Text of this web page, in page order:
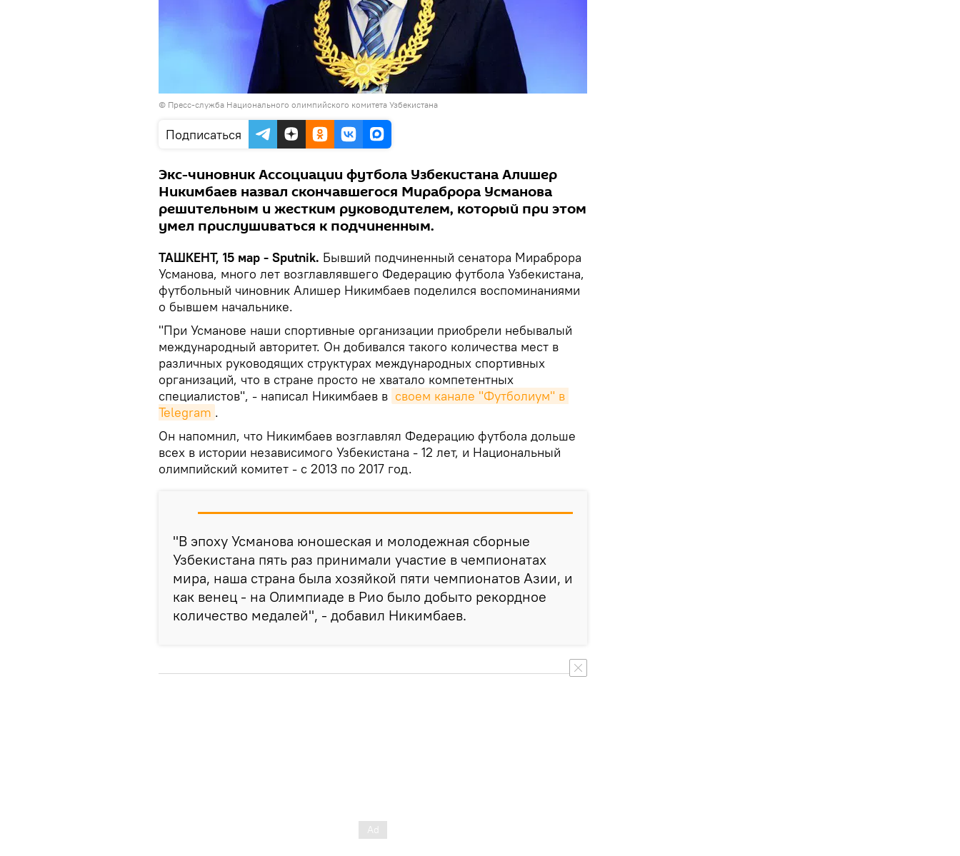
© Пресс-служба Национального олимпийского комитета Узбекистана
Подписаться
Экс-чиновник Ассоциации футбола Узбекистана Алишер
Никимбаев назвал скончавшегося Мираброра Усманова
решительным и жестким руководителем, который при этом
умел прислушиваться к подчиненным.
ТАШКЕНТ, 15 мар - Sputnik. Бывший подчиненный сенатора Мираброра
Усманова, много лет возглавлявшего Федерацию футбола Узбекистана,
футбольный чиновник Алишер Никимбаев поделился воспоминаниями
о бывшем начальнике.
"При Усманове наши спортивные организации приобрели небывалый
международный авторитет. Он добивался такого количества мест в
различных руководящих структурах международных спортивных
организаций, что в стране просто не хватало компетентных
специалистов", - написал Никимбаев в своем канале "Футболиум" в
Telegram .
Он напомнил, что Никимбаев возглавлял Федерацию футбола дольше
всех в истории независимого Узбекистана - 12 лет, и Национальный
олимпийский комитет - с 2013 по 2017 год.
"В эпоху Усманова юношеская и молодежная сборные
Узбекистана пять раз принимали участие в чемпионатах
мира, наша страна была хозяйкой пяти чемпионатов Азии, и
как венец - на Олимпиаде в Рио было добыто рекордное
количество медалей", - добавил Никимбаев.